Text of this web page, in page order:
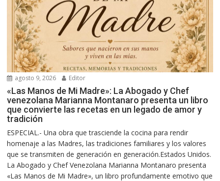
agosto 9, 2026 Editor
«Las Manos de Mi Madre»: La Abogado y Chef
venezolana Marianna Montanaro presenta un libro
que convierte las recetas en un legado de amor y
tradición
ESPECIAL.- Una obra que trasciende la cocina para rendir
homenaje a las Madres, las tradiciones familiares y los valores
que se transmiten de generación en generación.Estados Unidos.
La Abogado y Chef Venezolana Marianna Montanaro presenta
«Las Manos de Mi Madre», un libro profundamente emotivo que